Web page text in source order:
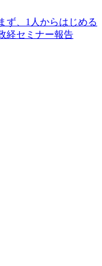
ず、1人からはじめる
経セミナー報告